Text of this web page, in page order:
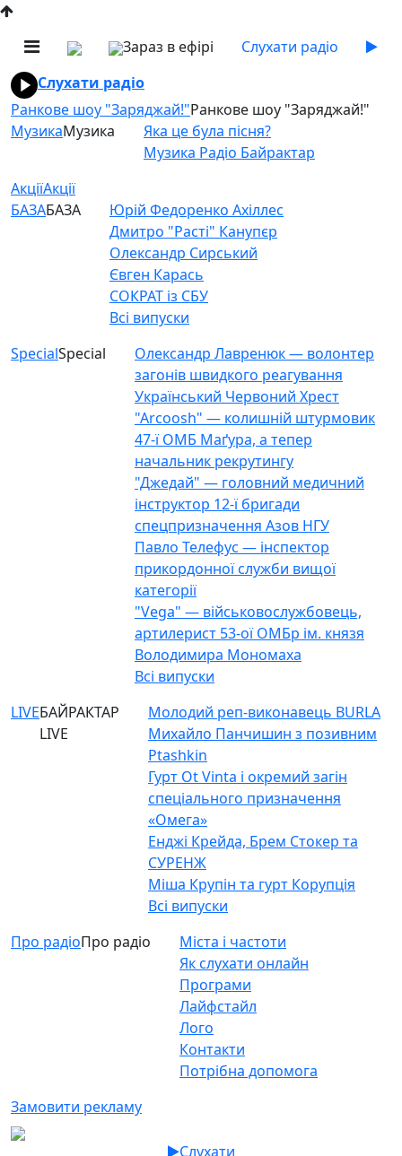
Зараз в ефірі
Слухати радіо
Слухати радіо
Ранкове шоу "Заряджай!"Ранкове шоу "Заряджай!"
МузикаМузика
Яка це була пісня?
Музика Радіо Байрактар
АкціїАкції
БАЗАБАЗА
Юрій Федоренко Ахіллес
Дмитро "Расті" Канупєр
Олександр Сирський
Євген Карась
СОКРАТ із СБУ
Всі випуски
SpecialSpecial
Олександр Лавренюк — волонтер
загонів швидкого реагування
Український Червоний Хрест
"Arcoosh" — колишній штурмовик
47-ї ОМБ Маґура, а тепер
начальник рекрутингу
"Джедай" — головний медичний
інструктор 12-ї бригади
спецпризначення Азов НГУ
Павло Телефус — інспектор
прикордонної служби вищої
категорії
"Vega" — військовослужбовець,
артилерист 53-ої ОМБр ім. князя
Володимира Мономаха
Всі випуски
LIVEБАЙРАКТАР
LIVE
Молодий реп-виконавець BURLA
Михайло Панчишин з позивним
Ptashkin
Гурт Ot Vinta і окремий загін
спеціального призначення
«Омега»
Енджі Крейда, Брем Стокер та
СУРЕНЖ
Міша Крупін та гурт Корупція
Всі випуски
Про радіоПро радіо
Міста і частоти
Як слухати онлайн
Програми
Лайфстайл
Лого
Контакти
Потрібна допомога
Замовити рекламу
Слухати